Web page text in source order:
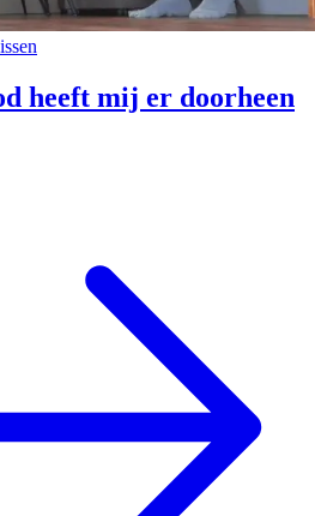
heeft mij er doorheen